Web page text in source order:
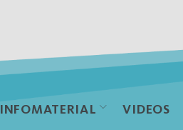
INFOMATERIAL VIDEOS